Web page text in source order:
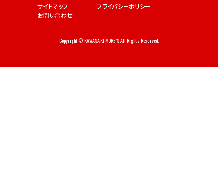
サイトマップ
プライバシーポリシー
お問い合わせ
Copyright © KAWASAKI MORE’S All Rights Reserved.